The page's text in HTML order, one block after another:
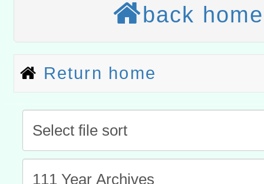
結果公告(無人報名，續辦
適應運動共學行動站研習
本館辦理115年度閱讀磐
讀推動專業研習
科技賦能─人工智慧(AI)工
程
A3數位素養講師名單
「數位內容與教學軟體線
t」
有關大陸委員會函釋公務
back home
Return home